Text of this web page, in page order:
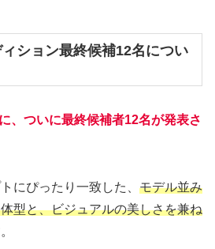
ション最終候補12名につい
、ついに最終候補者12名が発表さ
にぴったり一致した、 モデル並み
型と、ビジュアルの美しさを兼ね